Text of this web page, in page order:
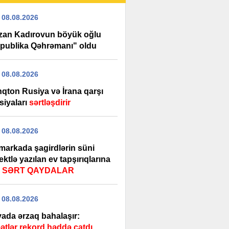
Kadırovun böyük oğlu
Qəhrəmanı" oldu
Rusiya və İrana qarşı
sərtləşdirir
şagirdlərin süni
yazılan ev tapşırıqlarına
SƏRT QAYDALAR
ərzaq bahalaşır:
rekord həddə çatdı